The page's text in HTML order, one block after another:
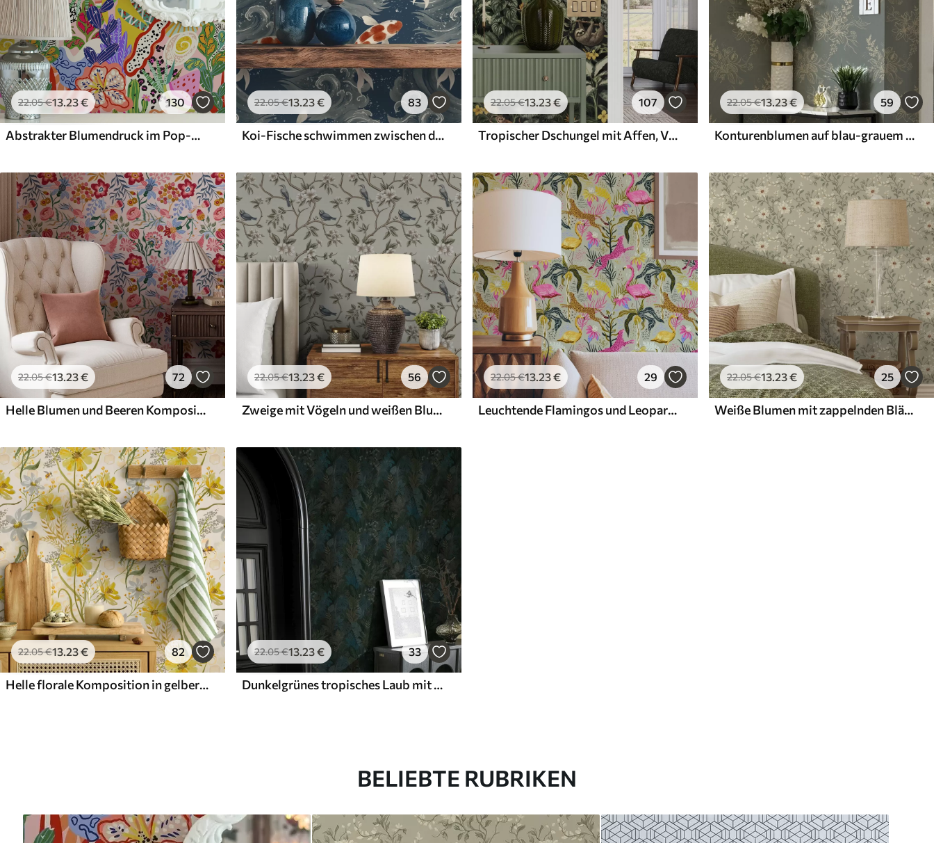
22.05€13.23€ 130
Abstrakter Blumendruck im Pop-Art-Stil
22.05€13.23€ 83
Koi-Fische schwimmen zwischen dramatischen Meereswellen
22.05€13.23€ 107
Tropischer Dschungel mit Affen, Vögeln und dichtem Blattwerk
22.05€13.23€ 59
Konturenblumen auf blau-grauem Hintergrund, elegantes botanisches Muster
22.05€13.23€ 72
Helle Blumen und Beeren Komposition mit Papageien
22.05€13.23€ 56
Zweige mit Vögeln und weißen Blumen auf einem zarten Hintergrund
22.05€13.23€ 29
Leuchtende Flamingos und Leoparden zwischen tropischen Pflanzen
22.05€13.23€ 25
Weiße Blumen mit zappelnden Blättern auf hellem Hintergrund
22.05€13.23€ 82
Helle florale Komposition in gelber Farbe
22.05€13.23€ 33
Dunkelgrünes tropisches Laub mit blauen Akzenten
BELIEBTE RUBRIKEN